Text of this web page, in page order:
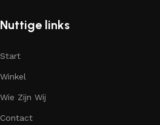
Nuttige links
Start
Winkel
Wie Zijn Wij
Contact